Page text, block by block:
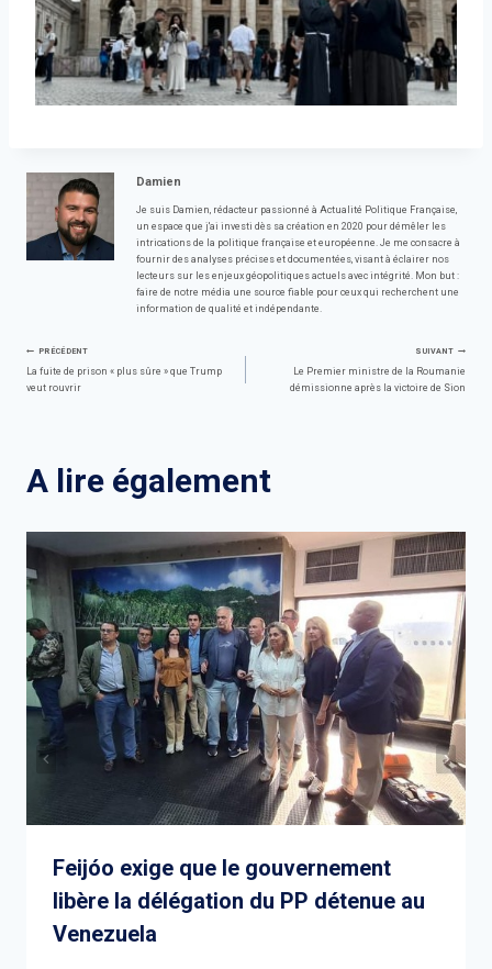
Damien
Je suis Damien, rédacteur passionné à Actualité Politique Française,
un espace que j'ai investi dès sa création en 2020 pour démêler les
intrications de la politique française et européenne. Je me consacre à
fournir des analyses précises et documentées, visant à éclairer nos
lecteurs sur les enjeux géopolitiques actuels avec intégrité. Mon but :
faire de notre média une source fiable pour ceux qui recherchent une
information de qualité et indépendante.
Navigation
PRÉCÉDENT
La fuite de prison « plus sûre » que Trump
veut rouvrir
SUIVANT
Le Premier ministre de la Roumanie
démissionne après la victoire de Sion
A lire également
Feijóo exige que le gouvernement
libère la délégation du PP détenue au
Venezuela